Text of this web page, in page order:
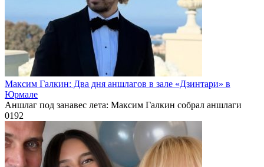
Максим Галкин: Два дня аншлагов в зале «Дзинтари» в
Юрмале
Аншлаг под занавес лета: Максим Галкин собрал аншлаги
0192